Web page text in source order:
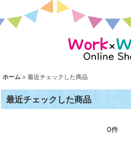
ホーム > 最近チェックした商品
最近チェックした商品
0件